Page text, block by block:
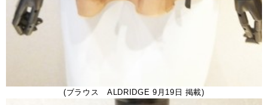
(ブラウス ALDRIDGE 9月19日 掲載)